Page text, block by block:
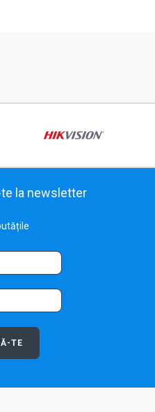
la newsletter
TE